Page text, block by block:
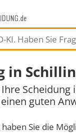
in
Scheidung
guten
Sie die